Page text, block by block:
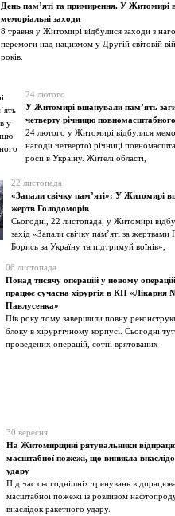
День пам’яті та примирення. У Житомирі
меморіальні заходи
8 травня у Житомирі відбулися заходи з
перемоги над нацизмом у Другій світовій
років.
24 лютого
У Житомирі вшанували пам’ять
четверту річницю
24 лютого у Житомирі відбулися
нагоди четвертої річниці
росії в Україну. Жителі області,
22 листопада
«Запали свічку пам’яті»: У Житомирі
жертв Голодоморів
Сьогодні, 22 листопада, у Житомирі
захід «Запали свічку пам’яті за
Борись за Україну та підтримуй воїнів»,
06 листопада
Понад тисячу операцій у новому
працює сучасна хірургія в КП «Лікарня
Павлусенка»
Пів року тому завершили повну
блоку в хірургічному корпусі. Сьогодні
проведених операцій, сотні врятованих
30 вересня
На Житомирщині рятувальники
масштабної пожежі, що виникла
удару
Під час сьогоднішніх тренувань
масштабної пожежі із розливом
внаслідок ракетного удару.